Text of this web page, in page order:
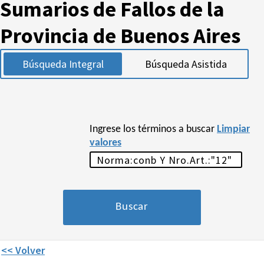
Sumarios de Fallos de la
Provincia de Buenos Aires
Búsqueda Integral Búsqueda Asistida
Ingrese los términos a buscar Limpiar
valores
<< Volver